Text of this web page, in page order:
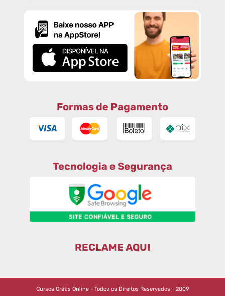
Formas de Pagamento
Tecnologia e Segurança
RECLAME AQUI
Cursos Grátis Online - Todos os Direitos Reservados - 2009